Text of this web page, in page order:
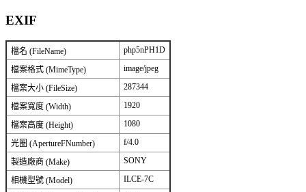
EXIF
檔名 (FileName) php5nPH1D
檔案格式 (MimeType) image/jpeg
檔案大小 (FileSize) 287344
檔案寬度 (Width) 1920
檔案高度 (Height) 1080
光圈 (ApertureFNumber) f/4.0
製造廠商 (Make) SONY
相機型號 (Model) ILCE-7C